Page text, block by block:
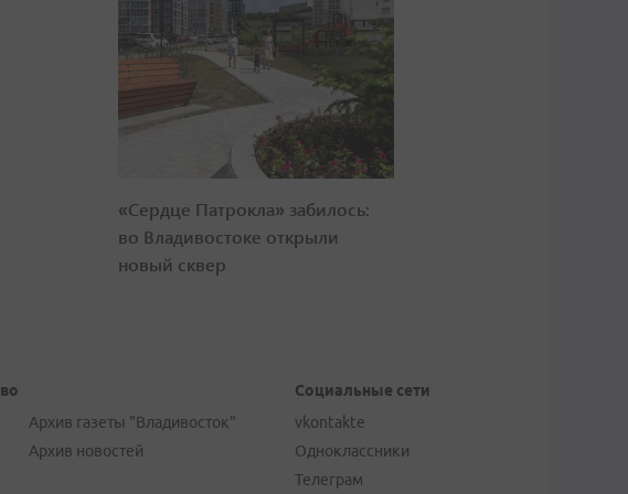
«Сердце Патрокла» забилось:
во Владивостоке открыли
новый сквер
Архив газеты "Владивосток"
Архив новостей
Социальные сети
vkontakte
Одноклассники
Телеграм